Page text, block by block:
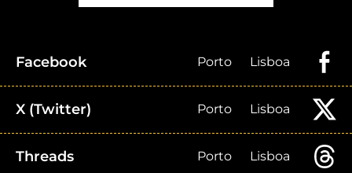
Facebook Porto Lisboa
X (Twitter) Porto Lisboa
Threads Porto Lisboa